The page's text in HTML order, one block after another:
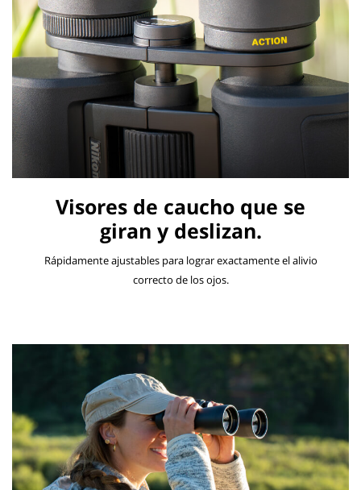
Visores de caucho que se
giran y deslizan.
Rápidamente ajustables para lograr exactamente el alivio
correcto de los ojos.